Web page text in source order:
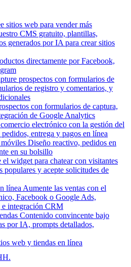
sitios web para vender más
CMS gratuito, plantillas,
generados por IA para crear sitios
directamente por Facebook,
prospectos con formularios de
de registro y comentarios, y
con formularios de captura,
de Google Analytics
electrónico con la gestión del
entrega y pagos en línea
Diseño reactivo, pedidos en
en su bolsillo
widget para chatear con visitantes
populares y acepte solicitudes de
línea Aumente las ventas con el
Facebook o Google Ads,
e integración CRM
Contenido convincente bajo
por IA, prompts detallados,
web y tiendas en línea